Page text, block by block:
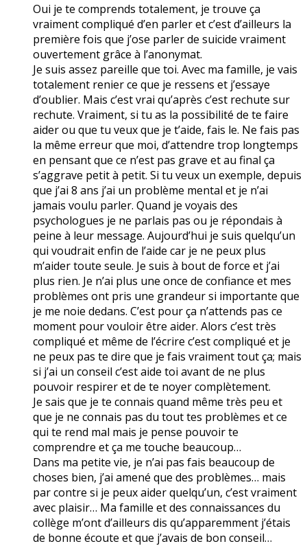
Oui je te comprends totalement, je trouve ça
vraiment compliqué d’en parler et c’est d’ailleurs la
première fois que j’ose parler de suicide vraiment
ouvertement grâce à l’anonymat.
Je suis assez pareille que toi. Avec ma famille, je vais
totalement renier ce que je ressens et j’essaye
d’oublier. Mais c’est vrai qu’après c’est rechute sur
rechute. Vraiment, si tu as la possibilité de te faire
aider ou que tu veux que je t’aide, fais le. Ne fais pas
la même erreur que moi, d’attendre trop longtemps
en pensant que ce n’est pas grave et au final ça
s’aggrave petit à petit. Si tu veux un exemple, depuis
que j’ai 8 ans j’ai un problème mental et je n’ai
jamais voulu parler. Quand je voyais des
psychologues je ne parlais pas ou je répondais à
peine à leur message. Aujourd’hui je suis quelqu’un
qui voudrait enfin de l’aide car je ne peux plus
m’aider toute seule. Je suis à bout de force et j’ai
plus rien. Je n’ai plus une once de confiance et mes
problèmes ont pris une grandeur si importante que
je me noie dedans. C’est pour ça n’attends pas ce
moment pour vouloir être aider. Alors c’est très
compliqué et même de l’écrire c’est compliqué et je
ne peux pas te dire que je fais vraiment tout ça; mais
si j’ai un conseil c’est aide toi avant de ne plus
pouvoir respirer et de te noyer complètement.
Je sais que je te connais quand même très peu et
que je ne connais pas du tout tes problèmes et ce
qui te rend mal mais je pense pouvoir te
comprendre et ça me touche beaucoup…
Dans ma petite vie, je n’ai pas fais beaucoup de
choses bien, j’ai amené que des problèmes… mais
par contre si je peux aider quelqu’un, c’est vraiment
avec plaisir… Ma famille et des connaissances du
collège m’ont d’ailleurs dis qu’apparemment j’étais
de bonne écoute et que j’avais de bon conseil…